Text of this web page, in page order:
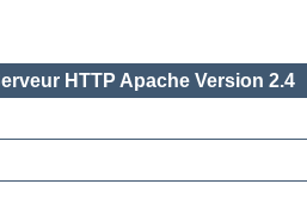
HTTP Apache Version 2.4